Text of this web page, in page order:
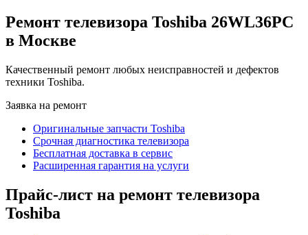
Ремонт телевизора Toshiba 26WL36PC
в Москве
Качественный ремонт любых неисправностей и дефектов
техники Toshiba.
Заявка на ремонт
Оригинальные запчасти Toshiba
Срочная диагностика телевизора
Бесплатная доставка в сервис
Расширенная гарантия на услуги
Прайс-лист на ремонт телевизора
Toshiba